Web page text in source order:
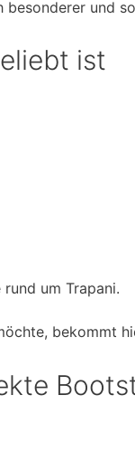
besonderer und
ist
um Trapani.
bekommt